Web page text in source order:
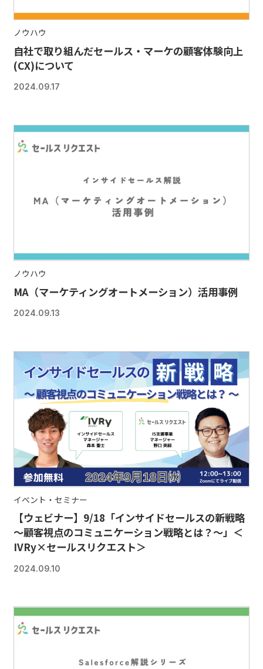
ノウハウ
自社で取り組んだセールス・マーケの顧客体験向上
(CX)について
2024.09.17
ノウハウ
MA（マーケティングオートメーション）活用事例
2024.09.13
イベント・セミナー
【ウェビナー】9/18「インサイドセールスの新戦略
～顧客視点のコミュニケーション戦略とは？～」＜
IVRy×セールスリクエスト＞
2024.09.10